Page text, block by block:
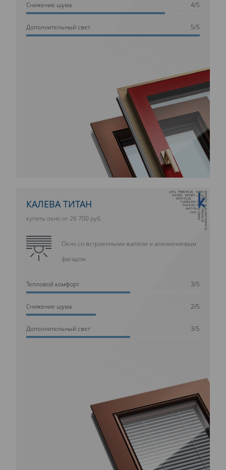
Cнижение шума 4/5
Дополнительный свет 5/5
10 ЛЕТ ГАРАНТИИ
КАЛЕВА ТИТАН
купить окно от 26 700 руб.
Окно со встроенными жалюзи и алюминиевым
фасадом
Тепловой комфорт 3/5
Cнижение шума 2/5
Дополнительный свет 3/5